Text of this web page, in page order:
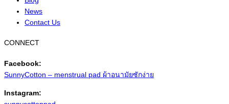
News
Contact Us
CONNECT
Facebook:
SunnyCotton – menstrual pad ผ้าอนามัยซักง่าย
Instagram: